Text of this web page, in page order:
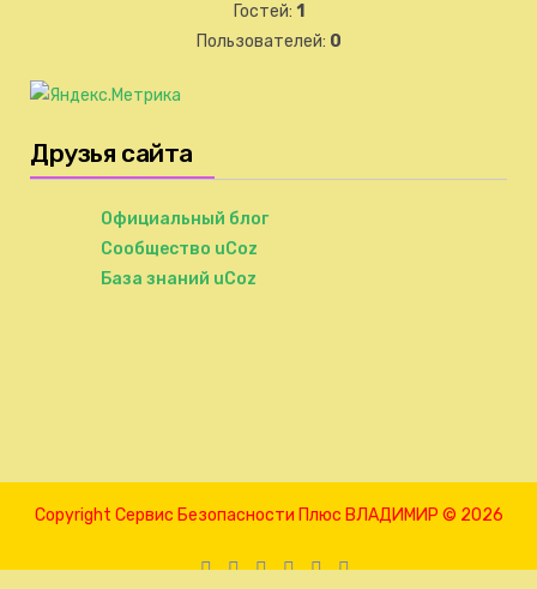
Гостей: 1
Пользователей: 0
Друзья сайта
Официальный блог
Сообщество uCoz
База знаний uCoz
Copyright Сервис Безопасности Плюс ВЛАДИМИР © 2026